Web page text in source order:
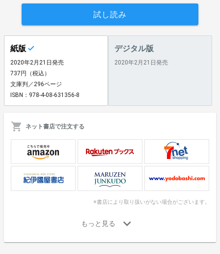
試し読み
紙版
2020年2月21日発売
737円（税込）
文庫判／296ページ
ISBN：978-4-08-631356-8
デジタル版
2020年2月21日発売
ネット書店で注文する
※書店により取り扱いがない場合がございます。